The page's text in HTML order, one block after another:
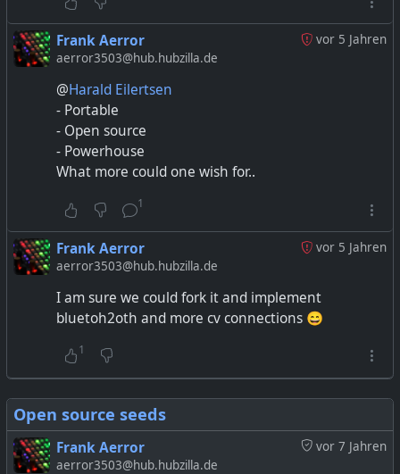
vor 5 Jahren
Frank Aerror
aerror3503@hub.hubzilla.de
@Harald Eilertsen
- Portable
- Open source
- Powerhouse
What more could one wish for..
1
vor 5 Jahren
Frank Aerror
aerror3503@hub.hubzilla.de
I am sure we could fork it and implement
bluetoh2oth and more cv connections 😄
1
Open source seeds
vor 7 Jahren
Frank Aerror
aerror3503@hub.hubzilla.de